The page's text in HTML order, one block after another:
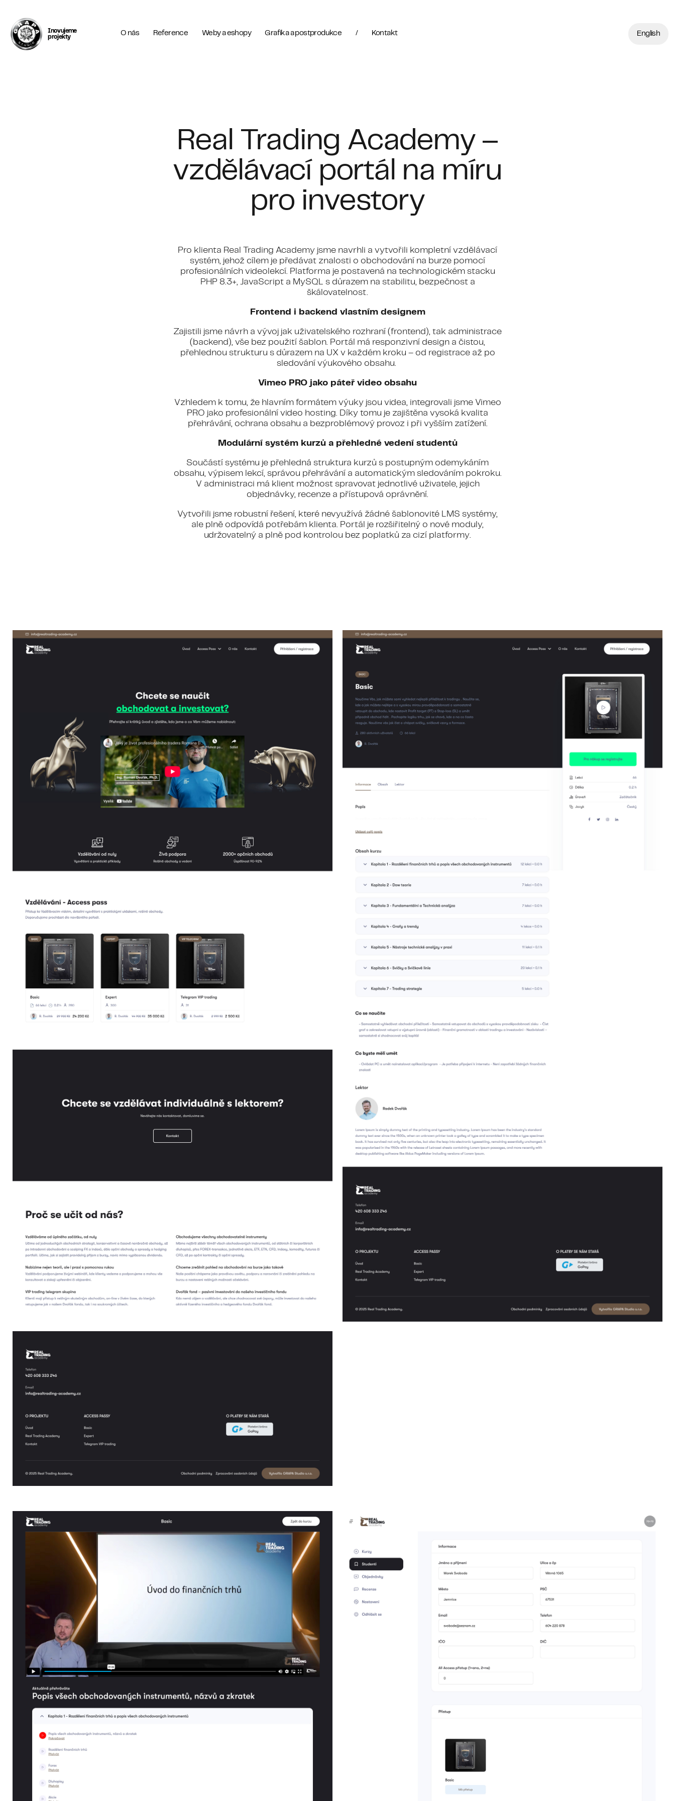
Komunikujeme
srozumitelně
O nás Reference Weby a eshopy Grafika a postprodukce / Kontakt English
Real Trading Academy –
vzdělávací portál na míru
pro investory
Pro klienta Real Trading Academy jsme navrhli a vytvořili kompletní vzdělávací
systém, jehož cílem je předávat znalosti o obchodování na burze pomocí
profesionálních videolekcí. Platforma je postavená na technologickém stacku
PHP 8.3+, JavaScript a MySQL s důrazem na stabilitu, bezpečnost a
škálovatelnost.
Frontend i backend vlastním designem
Zajistili jsme návrh a vývoj jak uživatelského rozhraní (frontend), tak administrace
(backend), vše bez použití šablon. Portál má responzivní design a čistou,
přehlednou strukturu s důrazem na UX v každém kroku – od registrace až po
sledování výukového obsahu.
Vimeo PRO jako páteř video obsahu
Vzhledem k tomu, že hlavním formátem výuky jsou videa, integrovali jsme Vimeo
PRO jako profesionální video hosting. Díky tomu je zajištěna vysoká kvalita
přehrávání, ochrana obsahu a bezproblémový provoz i při vyšším zatížení.
Modulární systém kurzů a přehledné vedení studentů
Součástí systému je přehledná struktura kurzů s postupným odemykáním
obsahu, výpisem lekcí, správou přehrávání a automatickým sledováním pokroku.
V administraci má klient možnost spravovat jednotlivé uživatele, jejich
objednávky, recenze a přístupová oprávnění.
Vytvořili jsme robustní řešení, které nevyužívá žádné šablonovité LMS systémy,
ale plně odpovídá potřebám klienta. Portál je rozšiřitelný o nové moduly,
udržovatelný a plně pod kontrolou bez poplatků za cizí platformy.